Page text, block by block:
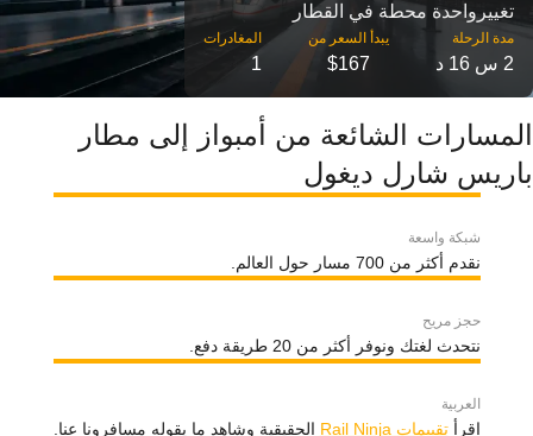
تغییرواحدة محطة في القطار
مدة الرحلة
2 س 16 د $167
1
المسارات الشائعة من أمبواز إلى مطار
باريس شارل ديغول
شبكة واسعة
نقدم أكثر من 700 مسار حول العالم.
حجز مريح
نتحدث لغتك ونوفر أكثر من 20 طريقة دفع.
العربية
اقرأتقييمات Rail Ninja الحقيقية وشاهد ما يقوله مسافرونا عنا.